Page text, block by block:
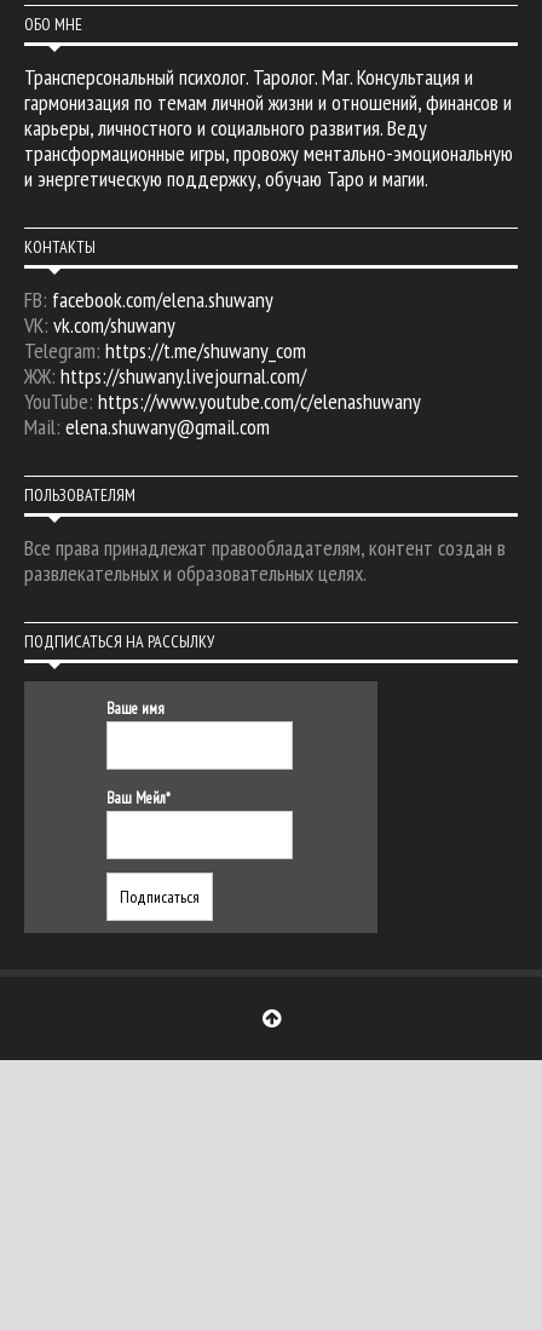
ОБО МНЕ
Трансперсональный психолог. Таролог. Маг. Консультация и
гармонизация по темам личной жизни и отношений, финансов и
карьеры, личностного и социального развития. Веду
трансформационные игры, провожу ментально-эмоциональную
и энергетическую поддержку, обучаю Таро и магии.
КОНТАКТЫ
FB: facebook.com/elena.shuwany
VK: vk.com/shuwany
Telegram: https://t.me/shuwany_com
ЖЖ: https://shuwany.livejournal.com/
YouTube: https://www.youtube.com/c/elenashuwany
Mail: elena.shuwany@gmail.com
ПОЛЬЗОВАТЕЛЯМ
Все права принадлежат правообладателям, контент создан в
развлекательных и образовательных целях.
ПОДПИСАТЬСЯ НА РАССЫЛКУ
Ваше имя
Ваш Мейл*